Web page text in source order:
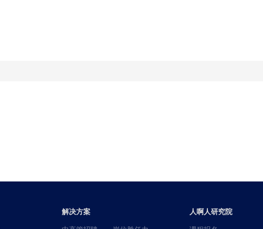
解决方案 人啊人研究院